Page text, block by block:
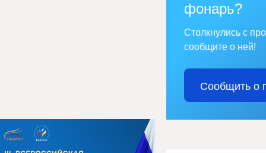
фонарь?
Столкнулись с
сообщите о ней!
Сообщить о